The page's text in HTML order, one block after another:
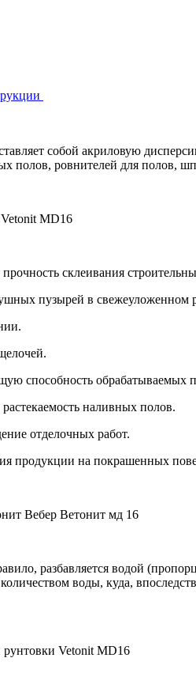
собой акриловую
полов, ровнителей для полов,
MD16
склеивания
пузырей в свежеуложенном
способность обрабатываемых
наливных полов.
отделочных работ.
продукции на покрашенных
Вебер Ветонит мд 16
разбавляется водой
воды, куда,
Vetonit MD16